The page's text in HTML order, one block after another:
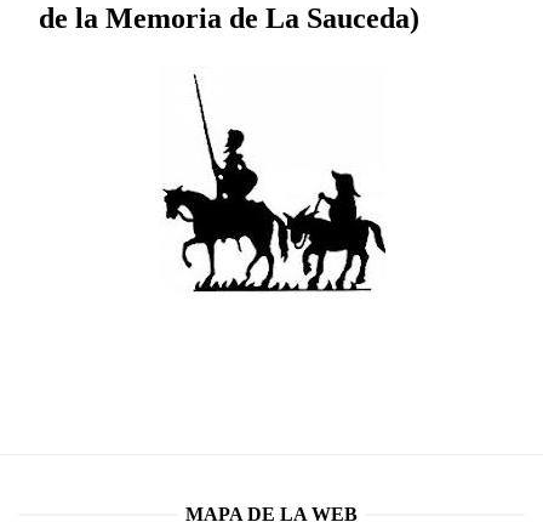
de la Memoria de La Sauceda)
MAPA DE LA WEB